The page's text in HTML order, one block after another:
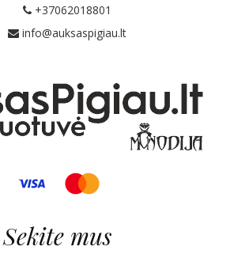
+37062018801
info@auksaspigiau.lt
Sekite mus